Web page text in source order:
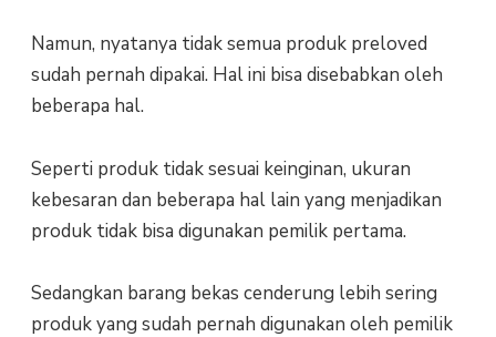
Namun, nyatanya tidak semua produk preloved
sudah pernah dipakai. Hal ini bisa disebabkan oleh
beberapa hal.
Seperti produk tidak sesuai keinginan, ukuran
kebesaran dan beberapa hal lain yang menjadikan
produk tidak bisa digunakan pemilik pertama.
Sedangkan barang bekas cenderung lebih sering
produk yang sudah pernah digunakan oleh pemilik